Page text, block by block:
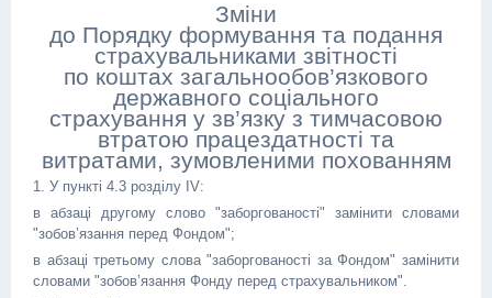
Зміни
до Порядку формування та подання
страхувальниками звітності
по коштах загальнообов’язкового
державного соціального
страхування у зв’язку з тимчасовою
втратою працездатності та
витратами, зумовленими похованням
1. У пункті 4.3 розділу IV:
в абзаці другому слово "заборгованості" замінити словами
"зобов’язання перед Фондом";
в абзаці третьому слова "заборгованості за Фондом" замінити
словами "зобов’язання Фонду перед страхувальником".